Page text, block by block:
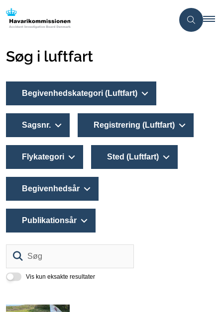
Søg i luftfart
Vis kun eksakte resultater
Begivenhedskategori (Luftfart)
Sagsnr. Registrering (Luftfart)
Flykategori Sted (Luftfart)
Begivenhedsår
Publikationsår